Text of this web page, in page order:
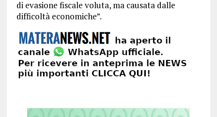
di evasione fiscale voluta, ma causata dalle
difficoltà economiche”.